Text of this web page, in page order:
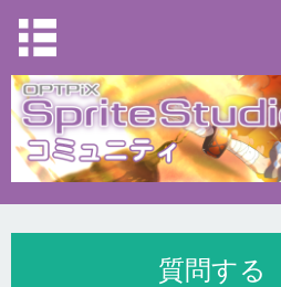
質問する